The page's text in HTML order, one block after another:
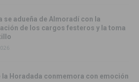
se adueña de Almoradí con la
de los cargos festeros y la toma
la Horadada conmemora con emoción